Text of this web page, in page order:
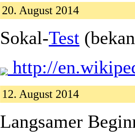
20. August 2014
Sokal-Test
http://
12. August 2014
Langsamer